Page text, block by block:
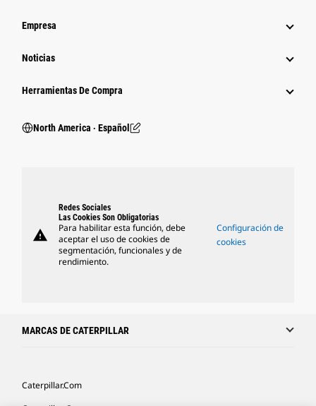
Empresa
Noticias
Herramientas De Compra
North America ‧ Español
warning
Redes Sociales
Las Cookies Son Obligatorias
Para habilitar esta función, debe
aceptar el uso de cookies de
segmentación, funcionales y de
rendimiento.
Configuración de
cookies
MARCAS DE CATERPILLAR
Caterpillar.com